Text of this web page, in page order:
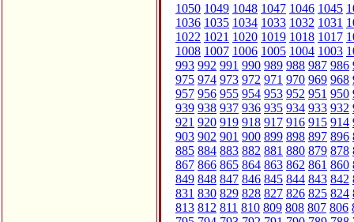
1050 1049 1048 1047 1046 1045
1036 1035 1034 1033 1032 1031
1022 1021 1020 1019 1018 1017
1008 1007 1006 1005 1004 1003
993 992 991 990 989 988 987 986
975 974 973 972 971 970 969 968
957 956 955 954 953 952 951 950
939 938 937 936 935 934 933 932
921 920 919 918 917 916 915 914
903 902 901 900 899 898 897 896
885 884 883 882 881 880 879 878
867 866 865 864 863 862 861 860
849 848 847 846 845 844 843 842
831 830 829 828 827 826 825 824
813 812 811 810 809 808 807 806